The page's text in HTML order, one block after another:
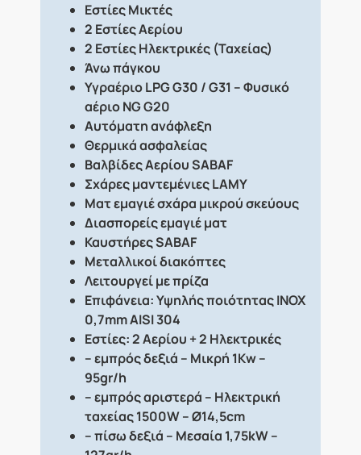
Εστίες Μικτές
2 Εστίες Αερίου
2 Εστίες Ηλεκτρικές (Ταχείας)
Άνω πάγκου
Υγραέριο LPG G30 / G31 – Φυσικό
αέριο NG G20
Αυτόματη ανάφλεξη
Θερμικά ασφαλείας
Βαλβίδες Αερίου SABAF
Σχάρες μαντεμένιες LAMY
Ματ εμαγιέ σχάρα μικρού σκεύους
Διασπορείς εμαγιέ ματ
Καυστήρες SABAF
Μεταλλικοί διακόπτες
Λειτουργεί με πρίζα
Επιφάνεια: Υψηλής ποιότητας INOX
0,7mm AISI 304
Εστίες: 2 Αερίου + 2 Ηλεκτρικές
– εμπρός δεξιά – Μικρή 1Kw –
95gr/h
– εμπρός αριστερά – Ηλεκτρική
ταχείας 1500W – Ø14,5cm
– πίσω δεξιά – Μεσαία 1,75kW –